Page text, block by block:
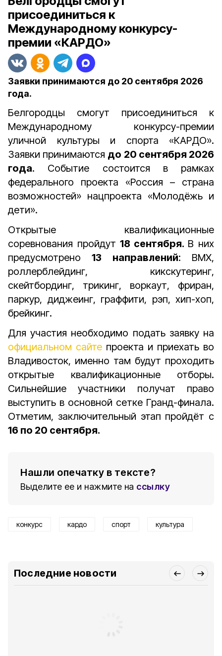
присоединиться к
Международному конкурсу-
премии «КАРДО»
Заявки принимаются до 20 сентября 2026
года.
Белгородцы смогут присоединиться к
Международному конкурсу-премии
уличной культуры и спорта «КАРДО».
Заявки принимаются до 20 сентября 2026
года. Событие состоится в рамках
федерального проекта «Россия – страна
возможностей» нацпроекта «Молодёжь и
дети».
Открытые квалификационные
соревнования пройдут 18 сентября. В них
предусмотрено13 направлений: BMX,
роллерблейдинг, кикскутеринг,
скейтбординг, трикинг, воркаут, фриран,
паркур, диджеинг, граффити, рэп, хип-хоп,
брейкинг.
Для участия необходимо подать заявку на
официальном сайте проекта и приехать во
Владивосток, именно там будут проходить
открытые квалификационные отборы.
Сильнейшие участники получат право
выступить в основной сетке Гранд-финала.
Отметим, заключительный этап пройдёт с
16 по 20 сентября.
Нашли опечатку в тексте?
Выделите ее и нажмите на ссылку
конкурс кардо спорт культура
Последние новости